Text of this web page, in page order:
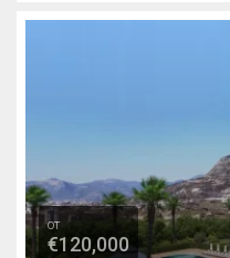
от
€120,000